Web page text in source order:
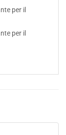
per il
per il